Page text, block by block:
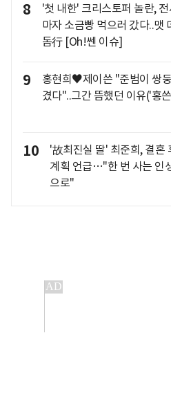
8
'첫 내한' 크리스토퍼 놀란,
마자 소금빵 먹으러 갔다..맷
돔行 [Oh!쎈 이슈]
9
홍현희♥제이쓴 "준범이 쌍
겼다"..그간 뜸했던 이유('홍
10
'故최진실 딸' 최준희, 결혼
계획 언급…"한 번 사는 인
으로"